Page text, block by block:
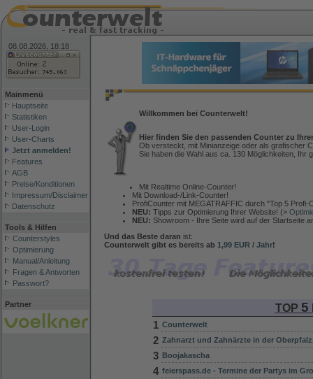
08.08.2026, 18:18
Mainmenü
Hauptseite
Statistiken
User-Login
User-Charts
Jetzt anmelden!
Features
AGB
Preise/Konditionen
Impressum/Disclaimer
Datenschutz
Tools & Hilfen
Counterstyles
Optimierung
Manual/Anleitung
Fragen & Antworten
Passwort?
Partner
Willkommen bei Counterwelt!
Hier finden Sie den passenden Counter zu
Ob versteckt, mit Minianzeige oder als grafischer
Sie haben die Wahl aus ca. 130 Möglichkeiten, Ihr
Mit Realtime Online-Counter!
Mit Download-/Link-Counter!
ProfiCounter mit MEGATRAFFIC durch "Top 5 Profi-
NEU: Tipps zur Optimierung Ihrer Website! (>
NEU: Showroom - Ihre Seite wird auf der Startseite
Und das Beste daran ist:
Counterwelt gibt es bereits ab 1,99 EUR / Jahr!
TOP 5
1 Counterwelt
2 Zahnarzt und Zahnärzte in der
3 Boojakascha
4 feierspass.de - Termine der Partys im